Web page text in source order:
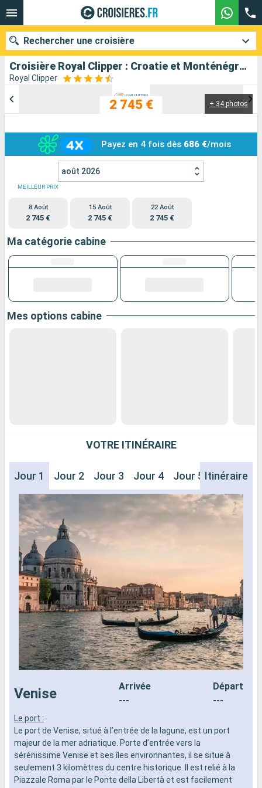
Croisière Royal Clipper : Croatie et Monténégro au départ de Venise
Royal Clipper
+ 34 photos
2 745 €
Payez en 4 fois dès 686 €/mois
août 2026
MEILLEUR PRIX
8 Août
2 745 €
15 Août
2 745 €
22 Août
2 745 €
Ma catégorie cabine
Mes options cabine
VOTRE ITINÉRAIRE
Jour 1 Jour 2 Jour 3 Jour 4 Jour 5 Jour 6
Itinéraire
Venise
Arrivée
---
Départ
---
Le port :
Le port de Venise, situé à l’entrée de la lagune, est un port
majeur de la mer adriatique. Porte d’entrée vers la
sérénissime Venise et ses îles environnantes, il se situe à
seulement 3 kilomètres du centre historique. Il est relié à la
Piazzale Roma par le Ponte della Libertà et est facilement
Rechercher une croisière
Mois de départ
Ports Compagnies